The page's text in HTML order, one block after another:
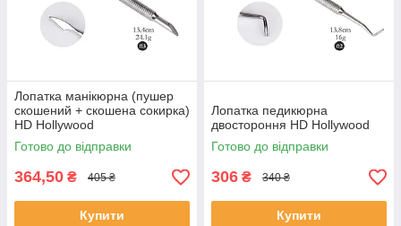
Лопатка манікюрна (пушер
скошений + скошена сокирка)
HD Hollywood
Готово до відправки
364,50 ₴ 405 ₴
Купити
Лопатка педикюрна
двостороння HD Hollywood
Готово до відправки
306 ₴ 340 ₴
Купити